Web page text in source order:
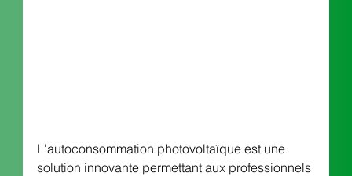
L'autoconsommation photovoltaïque est une
solution innovante permettant aux professionnels